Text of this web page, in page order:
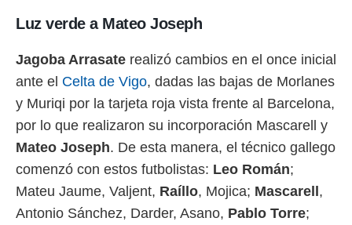
únicos
como
sitio
IP
de
posible
traten tus
en
a lo que
Luz verde a Mateo Joseph
Jagoba Arrasate realizó cambios en el once inicial
ante el Celta de Vigo, dadas las bajas de Morlanes
y Muriqi por la tarjeta roja vista frente al Barcelona,
por lo que realizaron su incorporación Mascarell y
Mateo Joseph. De esta manera, el técnico gallego
comenzó con estos futbolistas: Leo Román;
Mateu Jaume, Valjent, Raíllo, Mojica; Mascarell ,
Antonio Sánchez, Darder, Asano, Pablo Torre;